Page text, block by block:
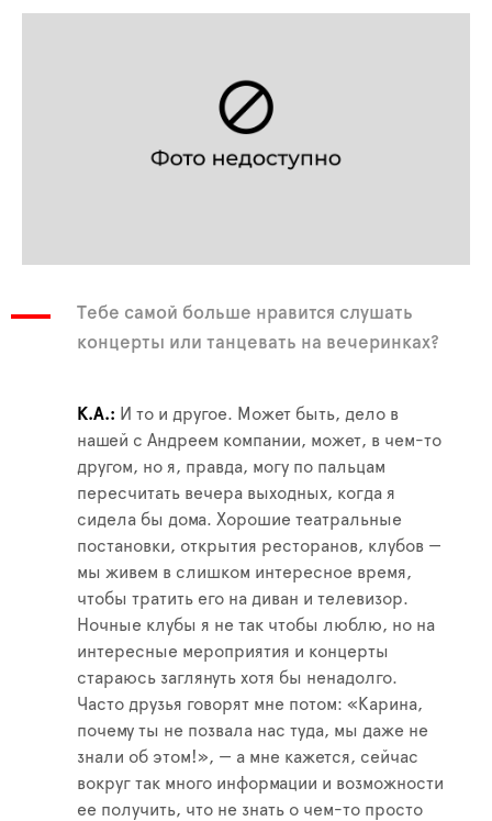
Тебе самой больше нравится слушать
концерты или танцевать на вечеринках?
К.А.
И то и другое. Может быть, дело в
нашей с Андреем компании, может, в чем-то
другом, но я, правда, могу по пальцам
пересчитать вечера выходных, когда я
сидела бы дома. Хорошие театральные
постановки, открытия ресторанов, клубов —
мы живем в слишком интересное время,
чтобы тратить его на диван и телевизор.
Ночные клубы я не так чтобы люблю, но на
интересные мероприятия и концерты
стараюсь заглянуть хотя бы ненадолго.
Часто друзья говорят мне потом: «Карина,
почему ты не позвала нас туда, мы даже не
знали об этом!», — а мне кажется, сейчас
вокруг так много информации и возможности
ее получить, что не знать о чем-то просто